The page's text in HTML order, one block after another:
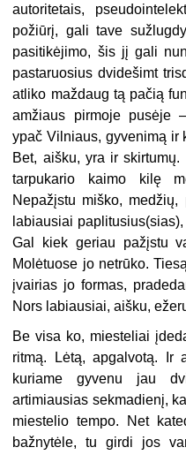
autoritetais,
požiūrį, gali tave
pasitikėjimo, šis jį gali
pastaruosius dvidešimt
atliko maždaug tą pačią
amžiaus pirmoje pusėje
ypač Vilniaus, gyvenimą ir
Bet, aišku, yra ir
tarpukario kaimo kilę
Nepažįstu miško,
labiausiai
Gal kiek geriau pažįstu
Molėtuose jo netrūko.
įvairias jo formas,
Nors labiausiai, aišku,
Be visa ko, miesteliai
ritmą. Lėtą, apgalvotą. Ir
kuriame gyvenu jau
artimiausias sekmadienį,
miestelio tempo. Net
bažnytėle, tu girdi jos